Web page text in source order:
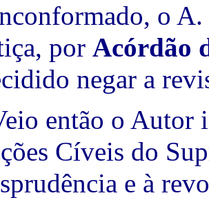
o A.
por Acórdão
negar a
então o Autor
Cíveis do
e à